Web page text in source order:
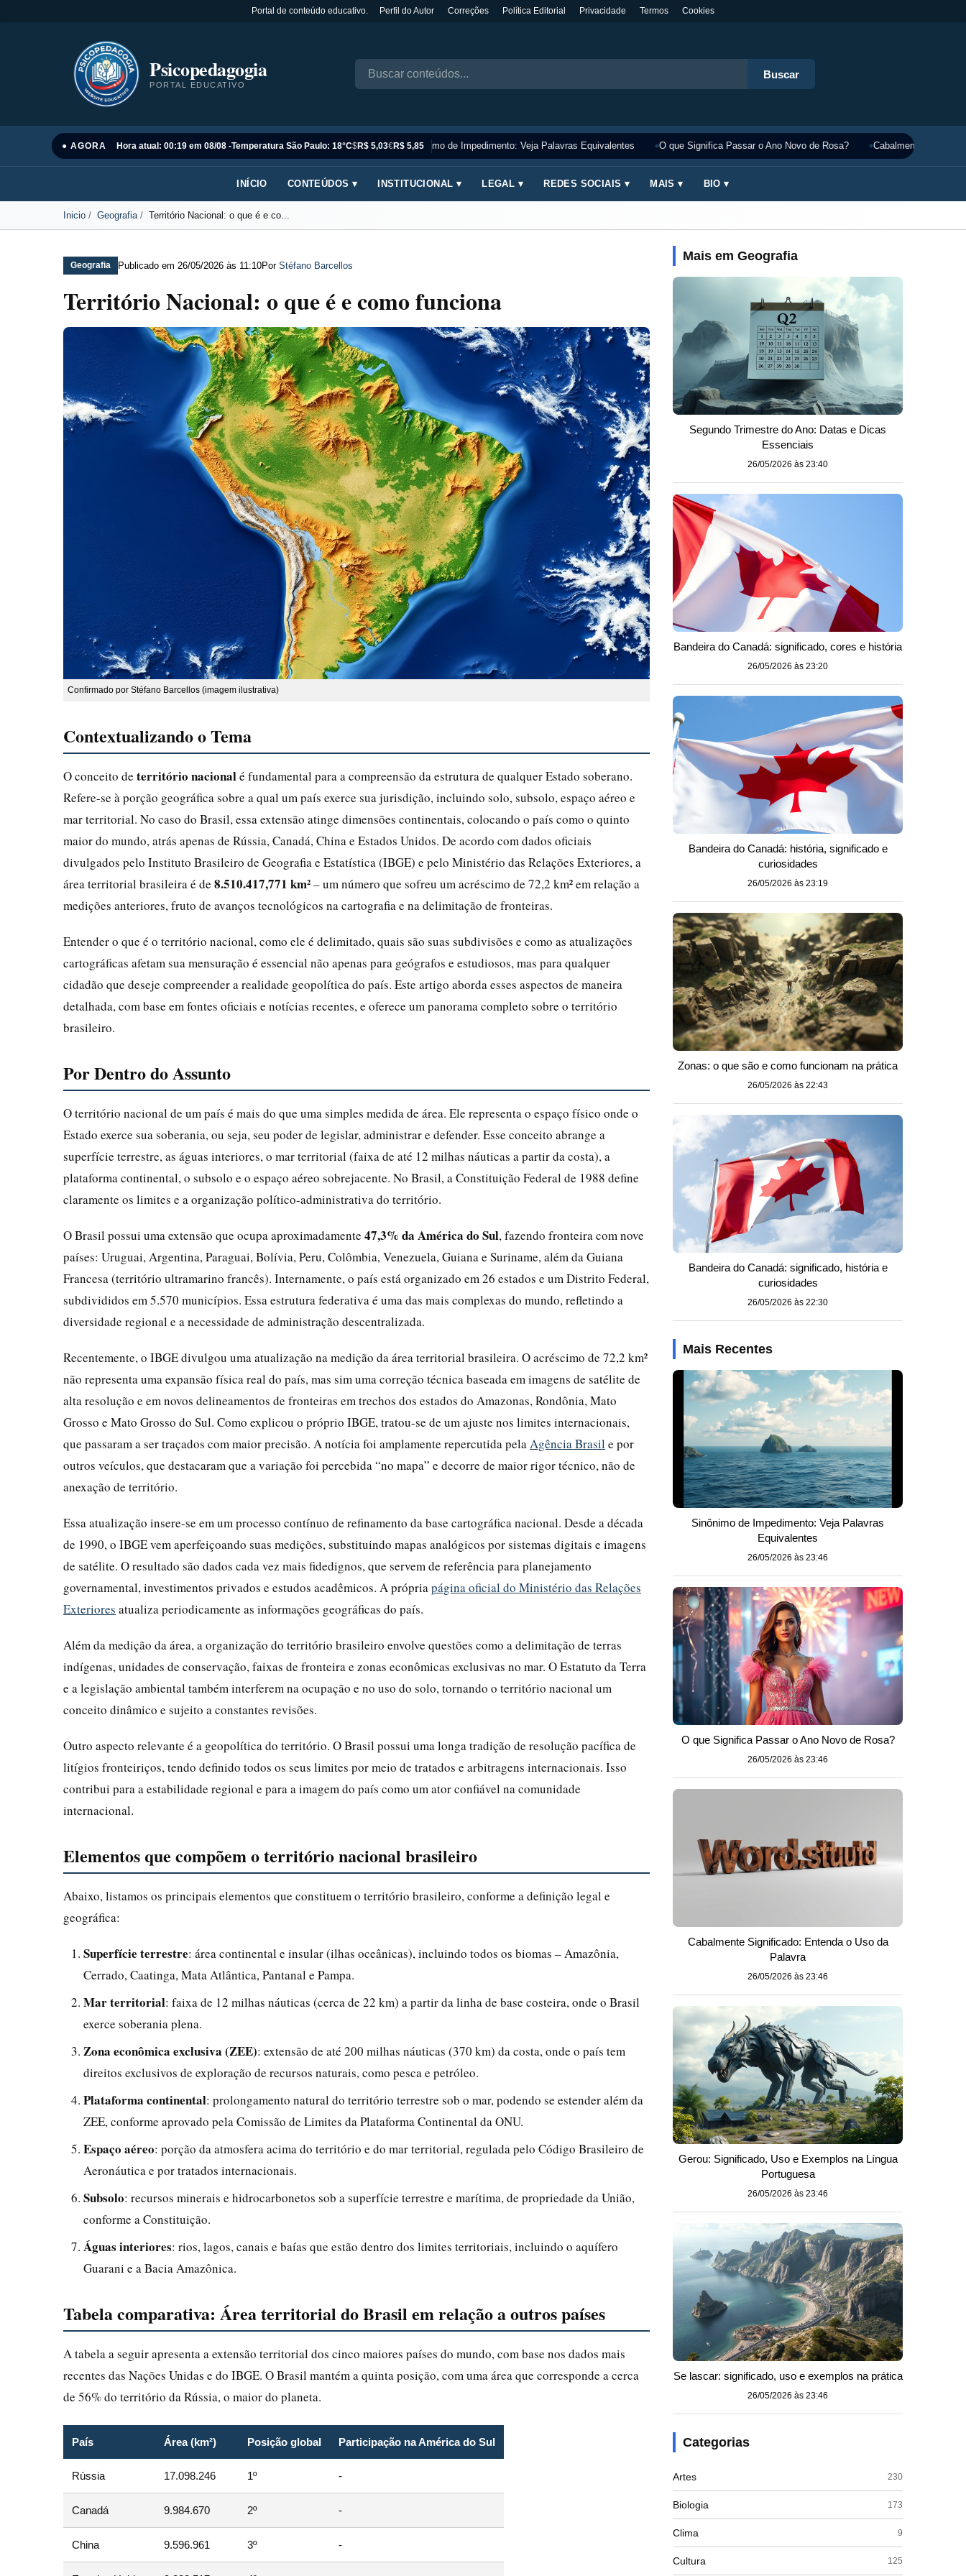
Portal de conteúdo educativo. Perfil do Autor Correções Política Editorial Privacidade Termos Cookies
Psicopedagogia
PORTAL EDUCATIVO
Buscar
● AGORA Hora atual: 00:19 em 08/08 -Temperatura São Paulo: 18°C$R$ 5,03€R$ 5,85
Sinônimo de Impedimento: Veja Palavras Equivalentes O que Significa Passar o Ano Novo de Rosa? Cabalmente
INÍCIO CONTEÚDOS ▾ INSTITUCIONAL ▾ LEGAL ▾ REDES SOCIAIS ▾ MAIS ▾ BIO ▾
Inicio Geografia Território Nacional: o que é e co...
Geografia Publicado em 26/05/2026 às 11:10Por Stéfano Barcellos
Território Nacional: o que é e como funciona
Confirmado por Stéfano Barcellos (imagem ilustrativa)
Contextualizando o Tema
O conceito de território nacionalé fundamental para a compreensão da estrutura de qualquer Estado soberano.
Refere-se à porção geográfica sobre a qual um país exerce sua jurisdição, incluindo solo, subsolo, espaço aéreo e
mar territorial. No caso do Brasil, essa extensão atinge dimensões continentais, colocando o país como o quinto
maior do mundo, atrás apenas de Rússia, Canadá, China e Estados Unidos. De acordo com dados oficiais
divulgados pelo Instituto Brasileiro de Geografia e Estatística (IBGE) e pelo Ministério das Relações Exteriores, a
área territorial brasileira é de 8.510.417,771 km²– um número que sofreu um acréscimo de 72,2 km² em relação a
medições anteriores, fruto de avanços tecnológicos na cartografia e na delimitação de fronteiras.
Entender o que é o território nacional, como ele é delimitado, quais são suas subdivisões e como as atualizações
cartográficas afetam sua mensuração é essencial não apenas para geógrafos e estudiosos, mas para qualquer
cidadão que deseje compreender a realidade geopolítica do país. Este artigo aborda esses aspectos de maneira
detalhada, com base em fontes oficiais e notícias recentes, e oferece um panorama completo sobre o território
brasileiro.
Por Dentro do Assunto
O território nacional de um país é mais do que uma simples medida de área. Ele representa o espaço físico onde o
Estado exerce sua soberania, ou seja, seu poder de legislar, administrar e defender. Esse conceito abrange a
superfície terrestre, as águas interiores, o mar territorial (faixa de até 12 milhas náuticas a partir da costa), a
plataforma continental, o subsolo e o espaço aéreo sobrejacente. No Brasil, a Constituição Federal de 1988 define
claramente os limites e a organização político-administrativa do território.
O Brasil possui uma extensão que ocupa aproximadamente 47,3% da América do Sul, fazendo fronteira com nove
países: Uruguai, Argentina, Paraguai, Bolívia, Peru, Colômbia, Venezuela, Guiana e Suriname, além da Guiana
Francesa (território ultramarino francês). Internamente, o país está organizado em 26 estados e um Distrito Federal,
subdivididos em 5.570 municípios. Essa estrutura federativa é uma das mais complexas do mundo, refletindo a
diversidade regional e a necessidade de administração descentralizada.
Recentemente, o IBGE divulgou uma atualização na medição da área territorial brasileira. O acréscimo de 72,2 km²
não representa uma expansão física real do país, mas sim uma correção técnica baseada em imagens de satélite de
alta resolução e em novos delineamentos de fronteiras em trechos dos estados do Amazonas, Rondônia, Mato
Grosso e Mato Grosso do Sul. Como explicou o próprio IBGE, tratou-se de um ajuste nos limites internacionais,
que passaram a ser traçados com maior precisão. A notícia foi amplamente repercutida pela Agência Brasil e por
outros veículos, que destacaram que a variação foi percebida “no mapa” e decorre de maior rigor técnico, não de
anexação de território.
Essa atualização insere-se em um processo contínuo de refinamento da base cartográfica nacional. Desde a década
de 1990, o IBGE vem aperfeiçoando suas medições, substituindo mapas analógicos por sistemas digitais e imagens
de satélite. O resultado são dados cada vez mais fidedignos, que servem de referência para planejamento
governamental, investimentos privados e estudos acadêmicos. A própria página oficial do Ministério das Relações
Exteriores atualiza periodicamente as informações geográficas do país.
Além da medição da área, a organização do território brasileiro envolve questões como a delimitação de terras
indígenas, unidades de conservação, faixas de fronteira e zonas econômicas exclusivas no mar. O Estatuto da Terra
e a legislação ambiental também interferem na ocupação e no uso do solo, tornando o território nacional um
conceito dinâmico e sujeito a constantes revisões.
Outro aspecto relevante é a geopolítica do território. O Brasil possui uma longa tradição de resolução pacífica de
litígios fronteiriços, tendo definido todos os seus limites por meio de tratados e arbitragens internacionais. Isso
contribui para a estabilidade regional e para a imagem do país como um ator confiável na comunidade
internacional.
Elementos que compõem o território nacional brasileiro
Abaixo, listamos os principais elementos que constituem o território brasileiro, conforme a definição legal e
geográfica:
Superfície terrestre: área continental e insular (ilhas oceânicas), incluindo todos os biomas – Amazônia,
Cerrado, Caatinga, Mata Atlântica, Pantanal e Pampa.
Mar territorial: faixa de 12 milhas náuticas (cerca de 22 km) a partir da linha de base costeira, onde o Brasil
exerce soberania plena.
Zona econômica exclusiva (ZEE): extensão de até 200 milhas náuticas (370 km) da costa, onde o país tem
direitos exclusivos de exploração de recursos naturais, como pesca e petróleo.
Plataforma continental: prolongamento natural do território terrestre sob o mar, podendo se estender além da
ZEE, conforme aprovado pela Comissão de Limites da Plataforma Continental da ONU.
Espaço aéreo: porção da atmosfera acima do território e do mar territorial, regulada pelo Código Brasileiro de
Aeronáutica e por tratados internacionais.
Subsolo: recursos minerais e hidrocarbonetos sob a superfície terrestre e marítima, de propriedade da União,
conforme a Constituição.
Águas interiores: rios, lagos, canais e baías que estão dentro dos limites territoriais, incluindo o aquífero
Guarani e a Bacia Amazônica.
Tabela comparativa: Área territorial do Brasil em relação a outros países
A tabela a seguir apresenta a extensão territorial dos cinco maiores países do mundo, com base nos dados mais
recentes das Nações Unidas e do IBGE. O Brasil mantém a quinta posição, com uma área que corresponde a cerca
de 56% do território da Rússia, o maior do planeta.
País Área (km²) Posição global Participação na América do Sul
Rússia 17.098.246 1º -
Canadá 9.984.670 2º -
China 9.596.961 3º -
Mais em Geografia
Segundo Trimestre do Ano: Datas e Dicas
Essenciais
26/05/2026 às 23:40
Bandeira do Canadá: significado, cores e história
26/05/2026 às 23:20
Bandeira do Canadá: história, significado e
curiosidades
26/05/2026 às 23:19
Zonas: o que são e como funcionam na prática
26/05/2026 às 22:43
Bandeira do Canadá: significado, história e
curiosidades
26/05/2026 às 22:30
Mais Recentes
Sinônimo de Impedimento: Veja Palavras
Equivalentes
26/05/2026 às 23:46
O que Significa Passar o Ano Novo de Rosa?
26/05/2026 às 23:46
Cabalmente Significado: Entenda o Uso da
Palavra
26/05/2026 às 23:46
Gerou: Significado, Uso e Exemplos na Língua
Portuguesa
26/05/2026 às 23:46
Se lascar: significado, uso e exemplos na prática
26/05/2026 às 23:46
Categorias
Artes 230
Biologia 173
Clima 9
Cultura 125